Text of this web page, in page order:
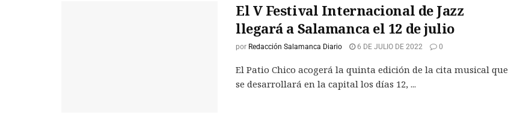
El V Festival Internacional de Jazz
llegará a Salamanca el 12 de julio
por Redacción Salamanca Diario 6 DE JULIO DE 2022 0
El Patio Chico acogerá la quinta edición de la cita musical que
se desarrollará en la capital los días 12, ...